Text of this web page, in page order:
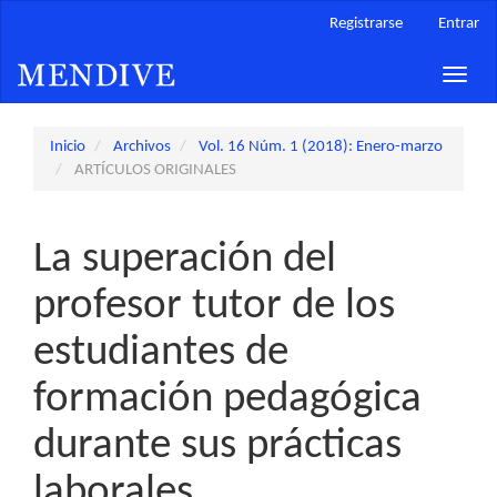
principal
Barra
Registrarse Entrar
Toggle
Inicio Archivos
Vol. 16 Núm. 1 (2018): Enero-marzo
ARTÍCULOS ORIGINALES
La superación del
profesor tutor de los
estudiantes de
formación pedagógica
durante sus prácticas